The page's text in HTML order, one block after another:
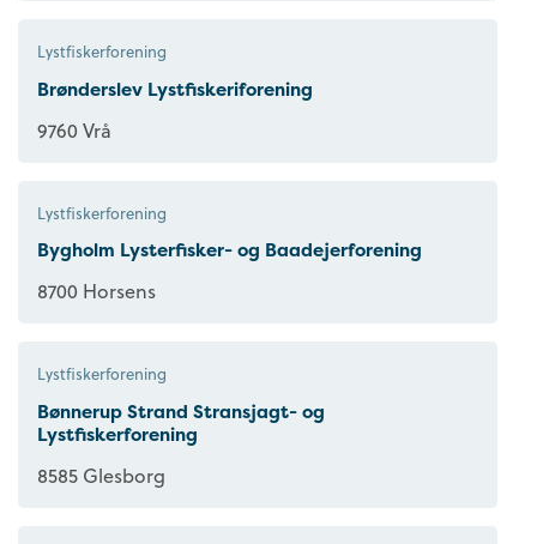
Lystfiskerforening
Brønderslev Lystfiskeriforening
9760 Vrå
Lystfiskerforening
Bygholm Lysterfisker- og Baadejerforening
8700 Horsens
Lystfiskerforening
Bønnerup Strand Stransjagt- og
Lystfiskerforening
8585 Glesborg